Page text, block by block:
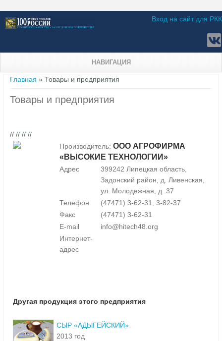
Вход на сайт для РКК
НАВИГАЦИЯ
Вы здесь
Главная » Товары и предприятия
Товары и предприятия
// // // //
Производитель: ООО АГРОФИРМА
«ВЫСОКИЕ ТЕХНОЛОГИИ»
Адрес
399242 Липецкая область,
Задонский район, д. Ливенская,
ул. Молодежная, д. 37
Телефон
(47471) 3-62-31, 3-82-37
Факс
(47471) 3-62-31
E-mail
info@hitech48.org
Интернет-
адрес
Другая продукция этого предприятия
СЫР «АДЫГЕЙСКИЙ»
2013 год